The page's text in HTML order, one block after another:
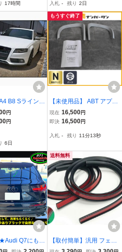
17時間 入札 - 残り 2日
B8 Sライン
ップスポイラ
品
円
円
6日
もうすぐ終了
【未使用品】 ABT アプト
エキゾーストチャンネル
アウディ AUDI 4F系 A6
0800121
現在 16,500円
即決 16,500円
入札 - 残り 11分12秒
Q7にも★
A6 Q3 Q5 Q7★
送料無料
【取付簡単】汎用 フェン
ダーモール ★片側9mm x